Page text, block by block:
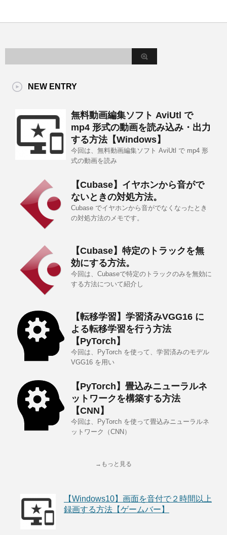
NEW ENTRY
無料動画編集ソフト AviUtl で
mp4 形式の動画を読み込み・出力
する方法【Windows】
今回は、無料動画編集ソフト AviUtl で mp4 形
式の動画を読み
【Cubase】イヤホンから音がで
ないときの対処方法。
Cubase でイヤホンから音がでなくなったとき
の対処方法のメモです。
【Cubase】特定のトラックを無
効にする方法。
今回は、Cubaseで特定のトラックのみを無効に
する方法について紹介し
【転移学習】学習済みVGG16 に
よる転移学習を行う方法
【PyTorch】
今回は、PyTorch を使って、学習済みのモデル
VGG16 を用い
【PyTorch】畳込みニューラルネ
ットワークを構築する方法
【CNN】
今回は、PyTorch を使って畳込みニューラルネ
ットワーク（CNN）
→もっと見る
【Windows10】画面を音付で２時間以上
録画する方法【ゲームバー】